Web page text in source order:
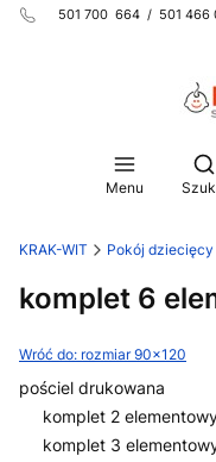
501 700 664 / 501
Menu
KRAK-WIT Pokój dziecięcy
komplet 6
Wróć do: rozmiar 90x120
pościel drukowana
komplet 2
komplet 3